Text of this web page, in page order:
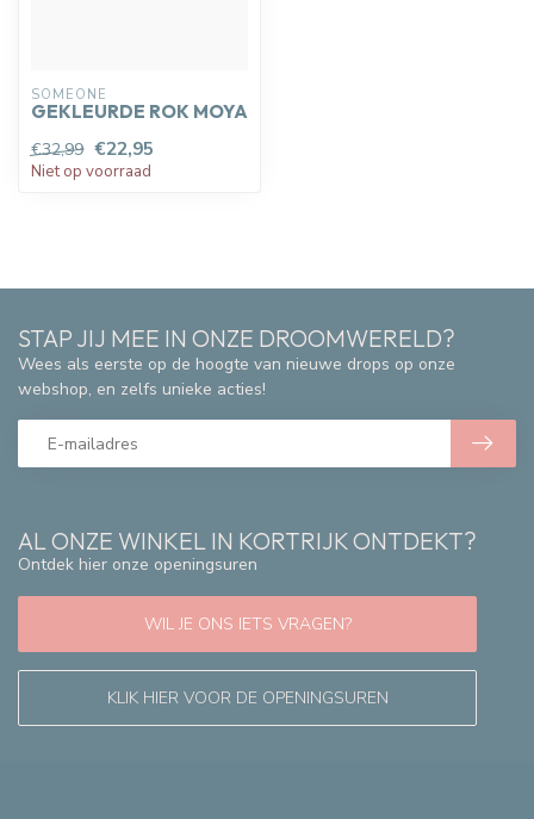
SOMEONE
GEKLEURDE ROK MOYA
€32,99 €22,95
Niet op voorraad
AL ONZE WINKEL IN KORTRIJK ONTDEKT?
Ontdek hier onze openingsuren
WIL JE ONS IETS VRAGEN?
KLIK HIER VOOR DE OPENINGSUREN
STAP JIJ MEE IN ONZE DROOMWERELD?
Wees als eerste op de hoogte van nieuwe drops op onze
webshop, en zelfs unieke acties!